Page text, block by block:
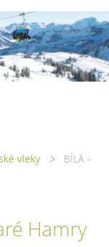
vleky
BÍLÁ -
Hamry